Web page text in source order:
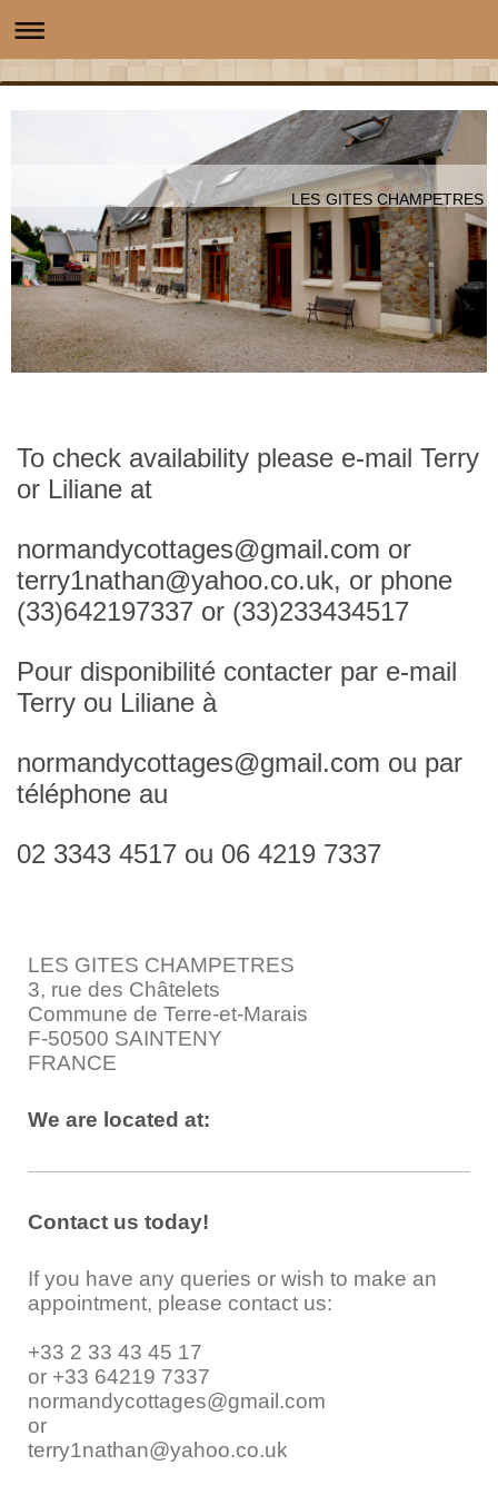
LES GITES CHAMPETRES
To check availability please e-mail Terry
or Liliane at
normandycottages@gmail.com or
terry1nathan@yahoo.co.uk, or phone
(33)642197337 or (33)233434517
Pour disponibilité contacter par e-mail
Terry ou Liliane à
normandycottages@gmail.com ou par
téléphone au
02 3343 4517 ou 06 4219 7337
LES GITES CHAMPETRES
3, rue des Châtelets
Commune de Terre-et-Marais
F-50500 SAINTENY
FRANCE
We are located at:
Contact us today!
If you have any queries or wish to make an
appointment, please contact us:
+33 2 33 43 45 17
or +33 64219 7337
normandycottages@gmail.com
or
terry1nathan@yahoo.co.uk